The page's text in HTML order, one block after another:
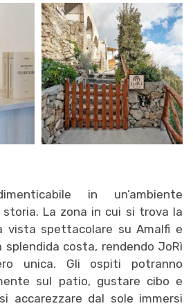
in un’ambiente
La zona in cui si trova la
vista spettacolare su Amalfi e
splendida costa, rendendo JoRì
unica. Gli ospiti potranno
sul patio, gustare cibo e
accarezzare dal sole immersi